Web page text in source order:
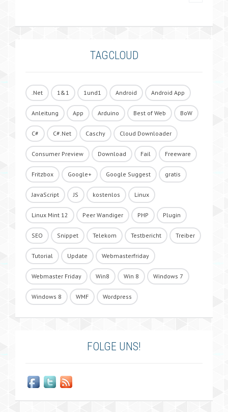
TAGCLOUD
.Net 1&1 1und1 Android Android App
Anleitung App Arduino Best of Web BoW
C# C#.Net Caschy Cloud Downloader
Consumer Preview Download Fail Freeware
Fritzbox Google+ Google Suggest gratis
JavaScript JS kostenlos Linux
Linux Mint 12 Peer Wandiger PHP Plugin
SEO Snippet Telekom Testbericht Treiber
Tutorial Update Webmasterfriday
Webmaster Friday Win8 Win 8 Windows 7
Windows 8 WMF Wordpress
FOLGE UNS!